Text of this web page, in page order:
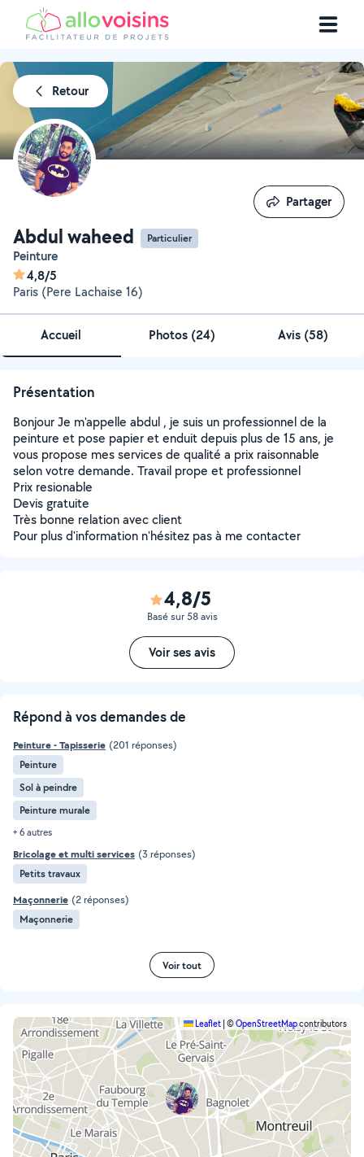
Retour
Abdul waheed Particulier
Peinture
4,8/5
Paris (Pere Lachaise 16)
Partager
Partager
Accueil Photos (24) Avis (58)
Présentation
Bonjour Je m'appelle abdul , je suis un professionnel de la
peinture et pose papier et enduit depuis plus de 15 ans, je
vous propose mes services de qualité a prix raisonnable
selon votre demande. Travail prope et professionnel
Prix resionable
Devis gratuite
Très bonne relation avec client
Pour plus d'information n'hésitez pas à me contacter
4,8/5
Basé sur 58 avis
Voir ses avis
Répond à vos demandes de
Peinture - Tapisserie (201 réponses)
Peinture
Sol à peindre
Peinture murale
+ 6 autres
Bricolage et multi services (3 réponses)
Petits travaux
Maçonnerie (2 réponses)
Maçonnerie
Voir tout
Leaflet ©OpenStreetMapcontributors